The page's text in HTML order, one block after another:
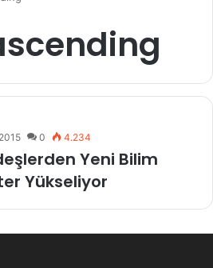
0 4.234
Yeni Bilim
Yükseliyor